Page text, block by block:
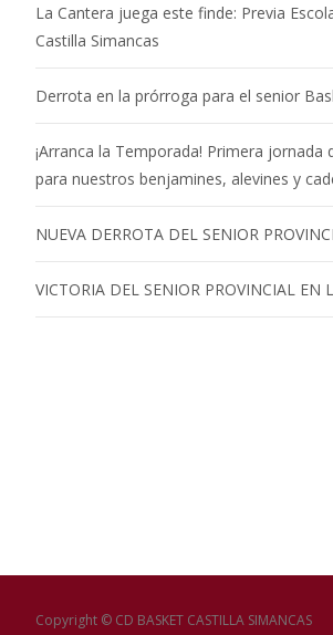
La Cantera juega este finde: Previa
Castilla Simancas
Derrota en la prórroga para el senior
¡Arranca la Temporada! Primera jornada
para nuestros benjamines, alevines y
NUEVA DERROTA DEL SENIOR
VICTORIA DEL SENIOR PROVINCIAL EN
Copyright © CD BASKET CASTILLA SIMANCAS